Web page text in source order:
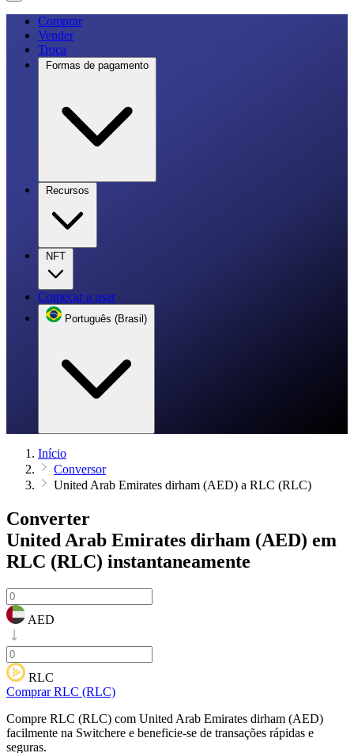
Comprar
Vender
Troca
Formas de pagamento
Recursos
NFT
Começar a usar
Português (Brasil)
Início
Conversor
United Arab Emirates dirham (AED) a RLC (RLC)
Converter
United Arab Emirates dirham (AED) em
RLC (RLC) instantaneamente
AED
RLC
Comprar RLC (RLC)
Compre RLC (RLC) com United Arab Emirates dirham (AED)
facilmente na Switchere e beneficie-se de transações rápidas e
seguras.